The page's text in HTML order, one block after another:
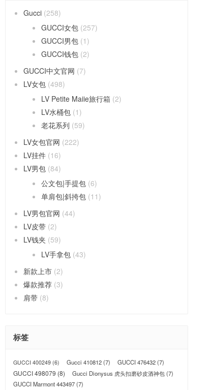
Gucci (258)
GUCCI女包 (257)
GUCCI男包 (1)
GUCCI钱包 (2)
GUCCI中文官网 (7)
LV女包 (498)
LV Petite Maiie旅行箱 (2)
LV水桶包 (1)
老花系列 (59)
LV女包官网 (222)
LV挂件 (16)
LV男包 (84)
公文包|手提包 (6)
单肩包|斜挎包 (11)
LV男包官网 (44)
LV皮带 (2)
LV钱夹 (59)
LV手拿包 (43)
新款上市 (2)
爆款推荐 (3)
肩带 (8)
标签
GUCCI 400249 (6) Gucci 410812(7) GUCCI 476432(7)
GUCCI 498079 (8) Gucci Dionysus 虎头扣磨砂皮酒神包(7)
GUCCI Marmont 443497(7)